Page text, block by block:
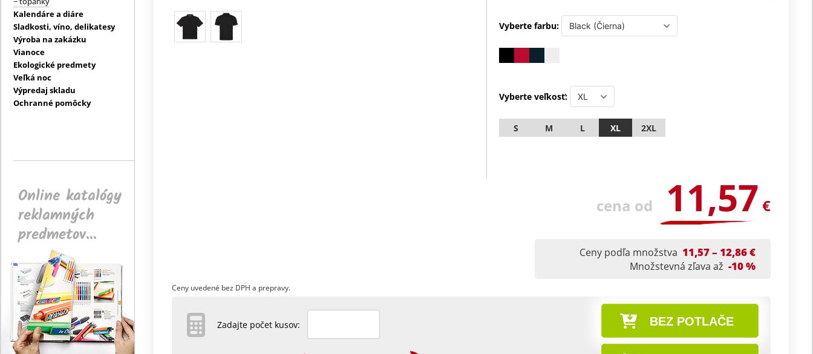
Kalendáre a diáre
Sladkosti, víno, delikatesy
Výroba na zakázku
Vianoce
Ekologické predmety
Veľká noc
Výpredaj skladu
Ochranné pomôcky
Online katalógy
reklamných
predmetov...
Vyberte farbu:
Vyberte veľkosť:
S M L XL 2XL
cena od 11,57 €
Ceny podľa množstva 11,57 – 12,86 €
Množstevná zľava až -10 %
Ceny uvedené bez DPH a prepravy.
BEZ POTLAČE
Zadajte počet kusov: